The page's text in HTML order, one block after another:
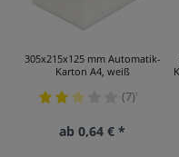
305x215x125 mm Automatik-
Karton A4, weiß
(7)¹
ab 0,64 € *